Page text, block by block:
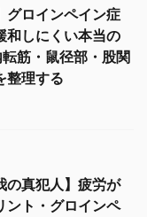
グロインペイン症
和しにくい本当の
筋・鼠径部・股関
整理する
の真犯人】疲労が
ント・グロインペ